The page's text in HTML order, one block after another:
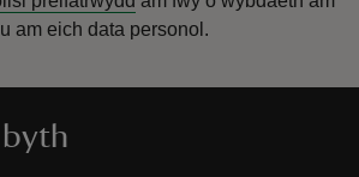
am eich data personol.
byth